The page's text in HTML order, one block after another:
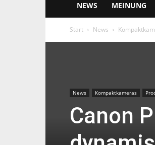
NEWS MEINUNG
Start News
News Kompaktkameras
Canon